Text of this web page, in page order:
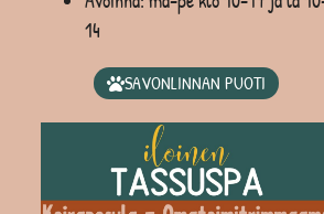
14
SAVONLINNAN PUOTI